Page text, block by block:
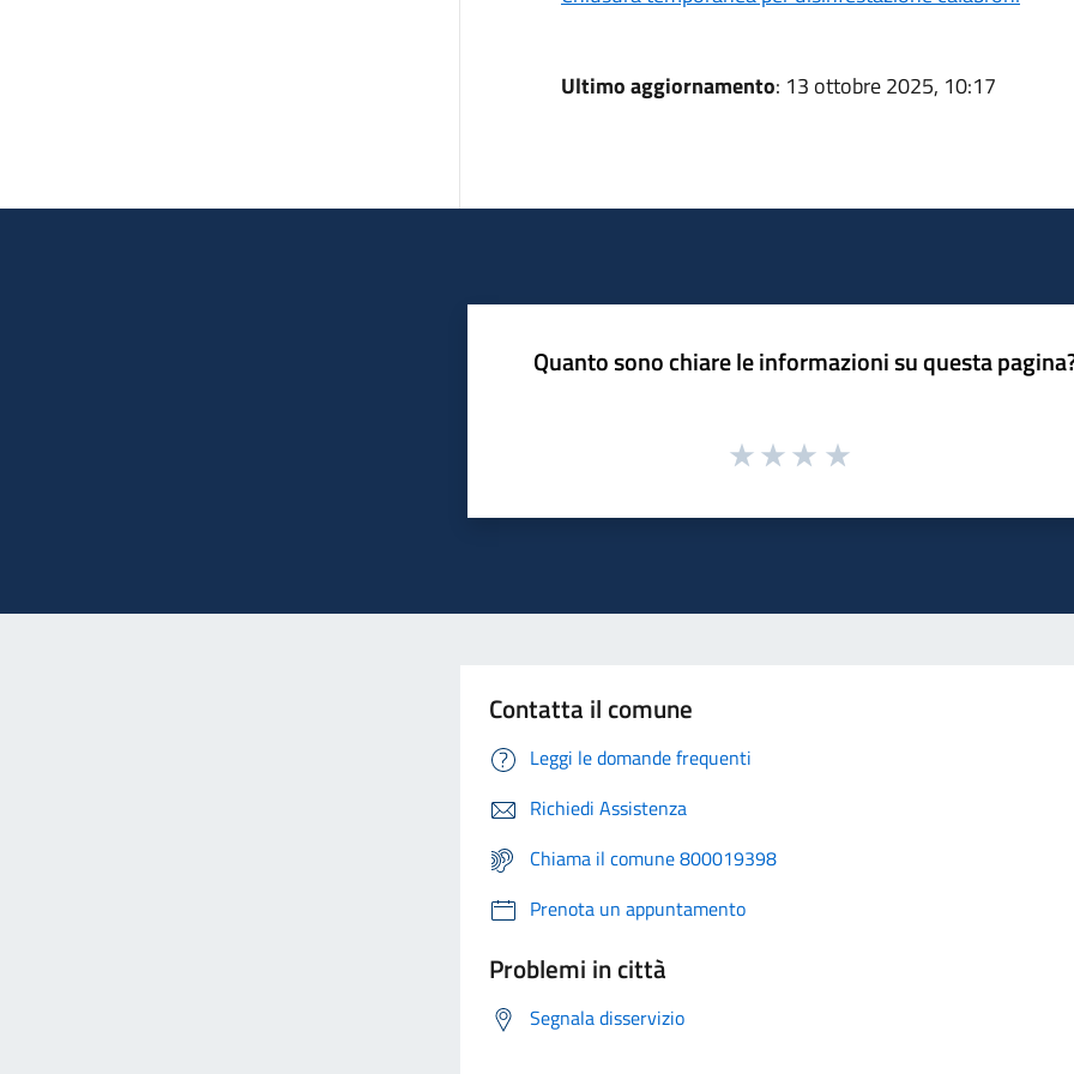
Ultimo aggiornamento: 13 ottobre 2025, 10:17
Quanto sono chiare le informazioni su questa
Contatta il comune
Leggi le domande frequenti
Richiedi Assistenza
Chiama il comune 800019398
Prenota un appuntamento
Problemi in città
Segnala disservizio